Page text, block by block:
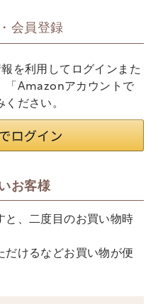
会員登録
を利用してログインまた
「Amazonアカウントで
ださい。
お客様
と、二度目のお買い物時
だけるなどお買い物が便